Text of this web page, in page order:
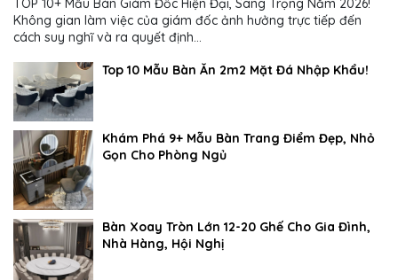
TOP 10+ Mẫu Bàn Giám Đốc Hiện Đại, Sang Trọng Năm 2026!
Không gian làm việc của giám đốc ảnh hưởng trực tiếp đến
cách suy nghĩ và ra quyết định...
Top 10 Mẫu Bàn Ăn 2m2 Mặt Đá Nhập Khẩu!
Khám Phá 9+ Mẫu Bàn Trang Điểm Đẹp, Nhỏ
Gọn Cho Phòng Ngủ
Bàn Xoay Tròn Lớn 12-20 Ghế Cho Gia Đình,
Nhà Hàng, Hội Nghị